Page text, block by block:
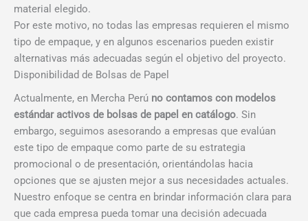
material elegido.
Por este motivo, no todas las empresas requieren el mismo
tipo de empaque, y en algunos escenarios pueden existir
alternativas más adecuadas según el objetivo del proyecto.
Disponibilidad de Bolsas de Papel
Actualmente, en Mercha Perú no contamos con modelos
estándar activos de bolsas de papel en catálogo. Sin
embargo, seguimos asesorando a empresas que evalúan
este tipo de empaque como parte de su estrategia
promocional o de presentación, orientándolas hacia
opciones que se ajusten mejor a sus necesidades actuales.
Nuestro enfoque se centra en brindar información clara para
que cada empresa pueda tomar una decisión adecuada